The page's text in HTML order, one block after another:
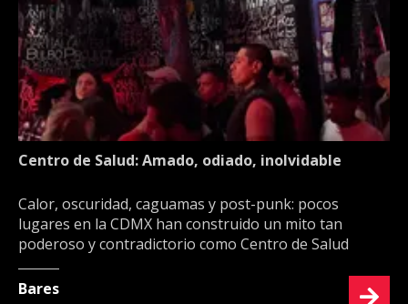
Centro de Salud: Amado, odiado, inolvidable
Calor, oscuridad, caguamas y post-punk: pocos
lugares en la CDMX han construido un mito tan
poderoso y contradictorio como Centro de Salud
Bares